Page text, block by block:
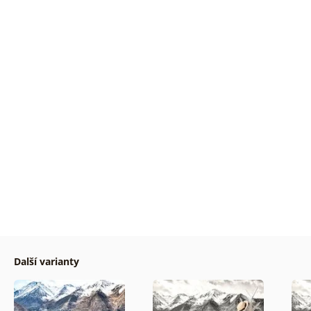
Další varianty